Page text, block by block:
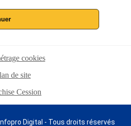
cookies
de site
Cession
Digital - Tous droits réservés